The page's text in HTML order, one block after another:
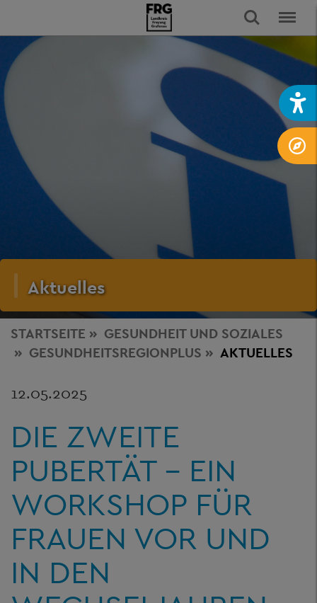
Aktuelles
STARTSEITE GESUNDHEIT UND SOZIALES
GESUNDHEITSREGIONPLUS
AKTUELLES
12.05.2025
DIE ZWEITE
PUBERTÄT – EIN
WORKSHOP FÜR
FRAUEN VOR UND
IN DEN